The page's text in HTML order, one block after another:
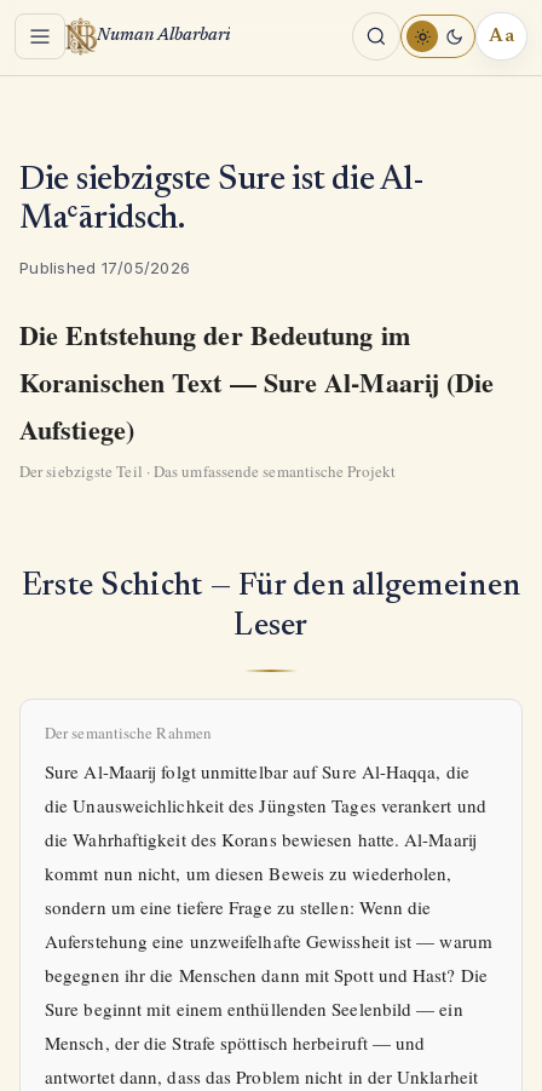
Menu Numan Albarbari Aa
Die siebzigste Sure ist die Al-
Maʿāridsch.
Published 17/05/2026
Die Entstehung der Bedeutung im
Koranischen Text — Sure Al-Maarij (Die
Aufstiege)
Der siebzigste Teil · Das umfassende semantische Projekt
Erste Schicht — Für den allgemeinen
Leser
Der semantische Rahmen
Sure Al-Maarij folgt unmittelbar auf Sure Al-Haqqa, die
die Unausweichlichkeit des Jüngsten Tages verankert und
die Wahrhaftigkeit des Korans bewiesen hatte. Al-Maarij
kommt nun nicht, um diesen Beweis zu wiederholen,
sondern um eine tiefere Frage zu stellen: Wenn die
Auferstehung eine unzweifelhafte Gewissheit ist — warum
begegnen ihr die Menschen dann mit Spott und Hast? Die
Sure beginnt mit einem enthüllenden Seelenbild — ein
Mensch, der die Strafe spöttisch herbeiruft — und
antwortet dann, dass das Problem nicht in der Unklarheit